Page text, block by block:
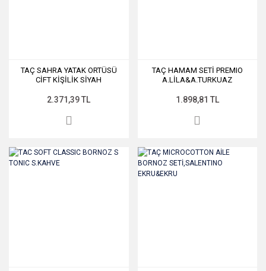
TAÇ SAHRA YATAK ORTÜSÜ
CİFT KİŞİLİK SİYAH
2.371,39 TL
TAÇ HAMAM SETİ PREMIO
A.LİLA&A.TURKUAZ
1.898,81 TL